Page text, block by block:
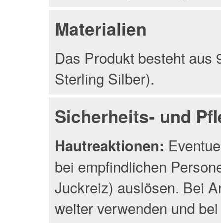
Materialien
Das Produkt besteht aus
Sterling Silber).
Sicherheits- und
Hautreaktionen:
bei empfindlichen
Juckreiz) auslösen. Bei
weiter verwenden und